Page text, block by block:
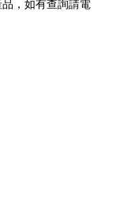
，如有查詢請電